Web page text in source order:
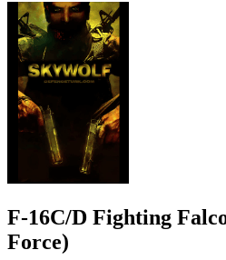
F-16C/D Fighting
Force)